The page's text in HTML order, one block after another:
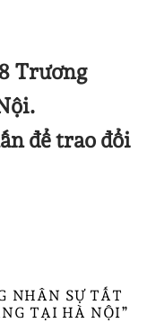
Trương
để trao đổi
NHÂN SỰ TẤT
TẠI HÀ NỘI”